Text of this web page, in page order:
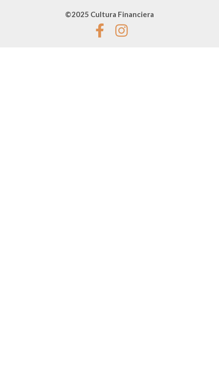
©2025 Cultura Financiera